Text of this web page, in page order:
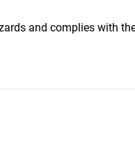
and complies with